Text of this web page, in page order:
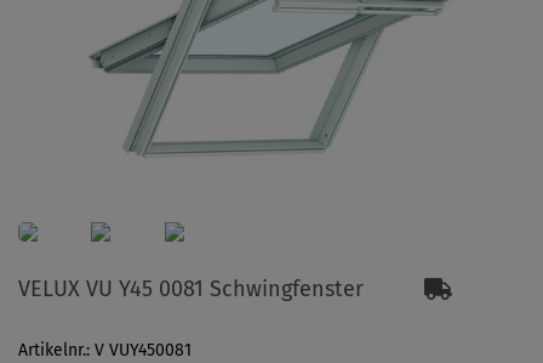
VELUX VU Y45 0081 Schwingfenster
Artikelnr.: V VUY450081